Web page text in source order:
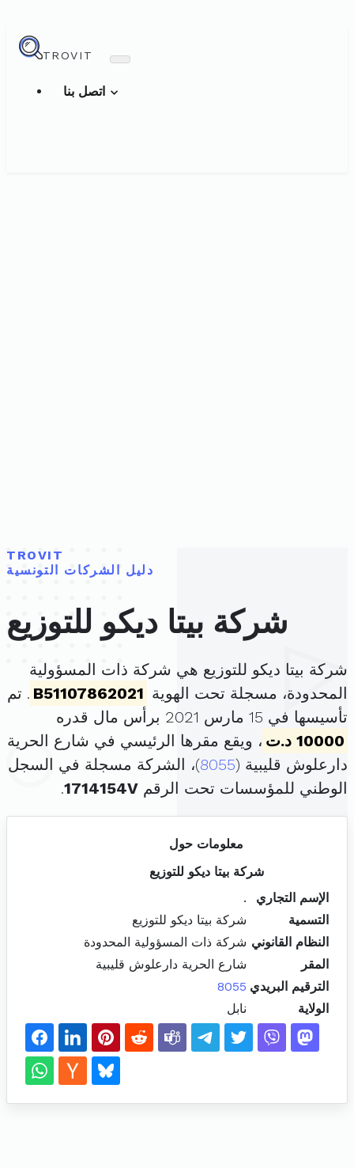
TROVIT
TROVIT
دليل الشركات التونسية
شركة بيتا ديكو للتوزيع
شركة بيتا ديكو للتوزيع هي شركة ذات المسؤولية
المحدودة، مسجلة تحت الهوية B51107862021 . تم
تأسيسها في 15 مارس 2021 برأس مال قدره
10000 د.ت
، ويقع مقرها الرئيسي في شارع الحرية
دارعلوش قليبية (8055)، الشركة مسجلة في السجل
الوطني للمؤسسات تحت الرقم 1714154V
.
معلومات حول
شركة بيتا ديكو للتوزيع
الإسم التجاري
.
التسمية
شركة بيتا ديكو للتوزيع
النظام القانوني شركة ذات المسؤولية المحدودة
المقر
شارع الحرية دارعلوش قليبية
الترقيم البريدي 8055
الولاية
نابل